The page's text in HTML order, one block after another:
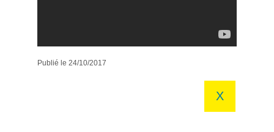
Publié le 24/10/2017
X